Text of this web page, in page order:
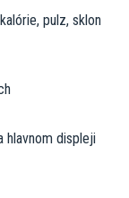
pulz, sklon
hlavnom displeji